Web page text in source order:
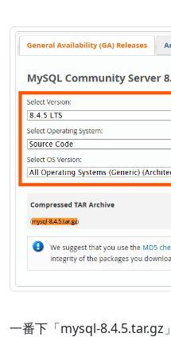
一番下「mysql-